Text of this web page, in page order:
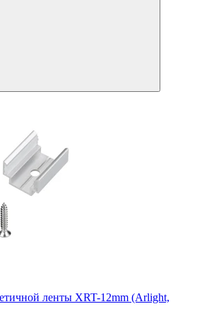
ленты XRT-12mm (Arlight,